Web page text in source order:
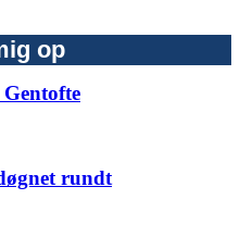
rundt